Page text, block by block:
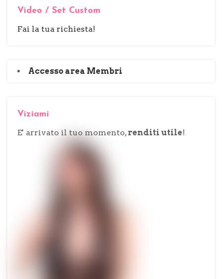
Video / Set Custom
Fai la tua richiesta!
Accesso area Membri
Viziami
E' arrivato il tuo momento, renditi utile!